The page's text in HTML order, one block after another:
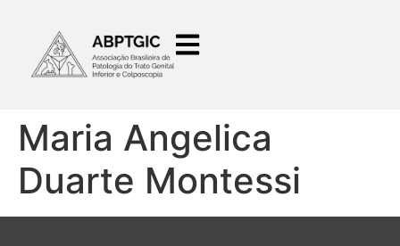
Maria Angelica
Duarte Montessi